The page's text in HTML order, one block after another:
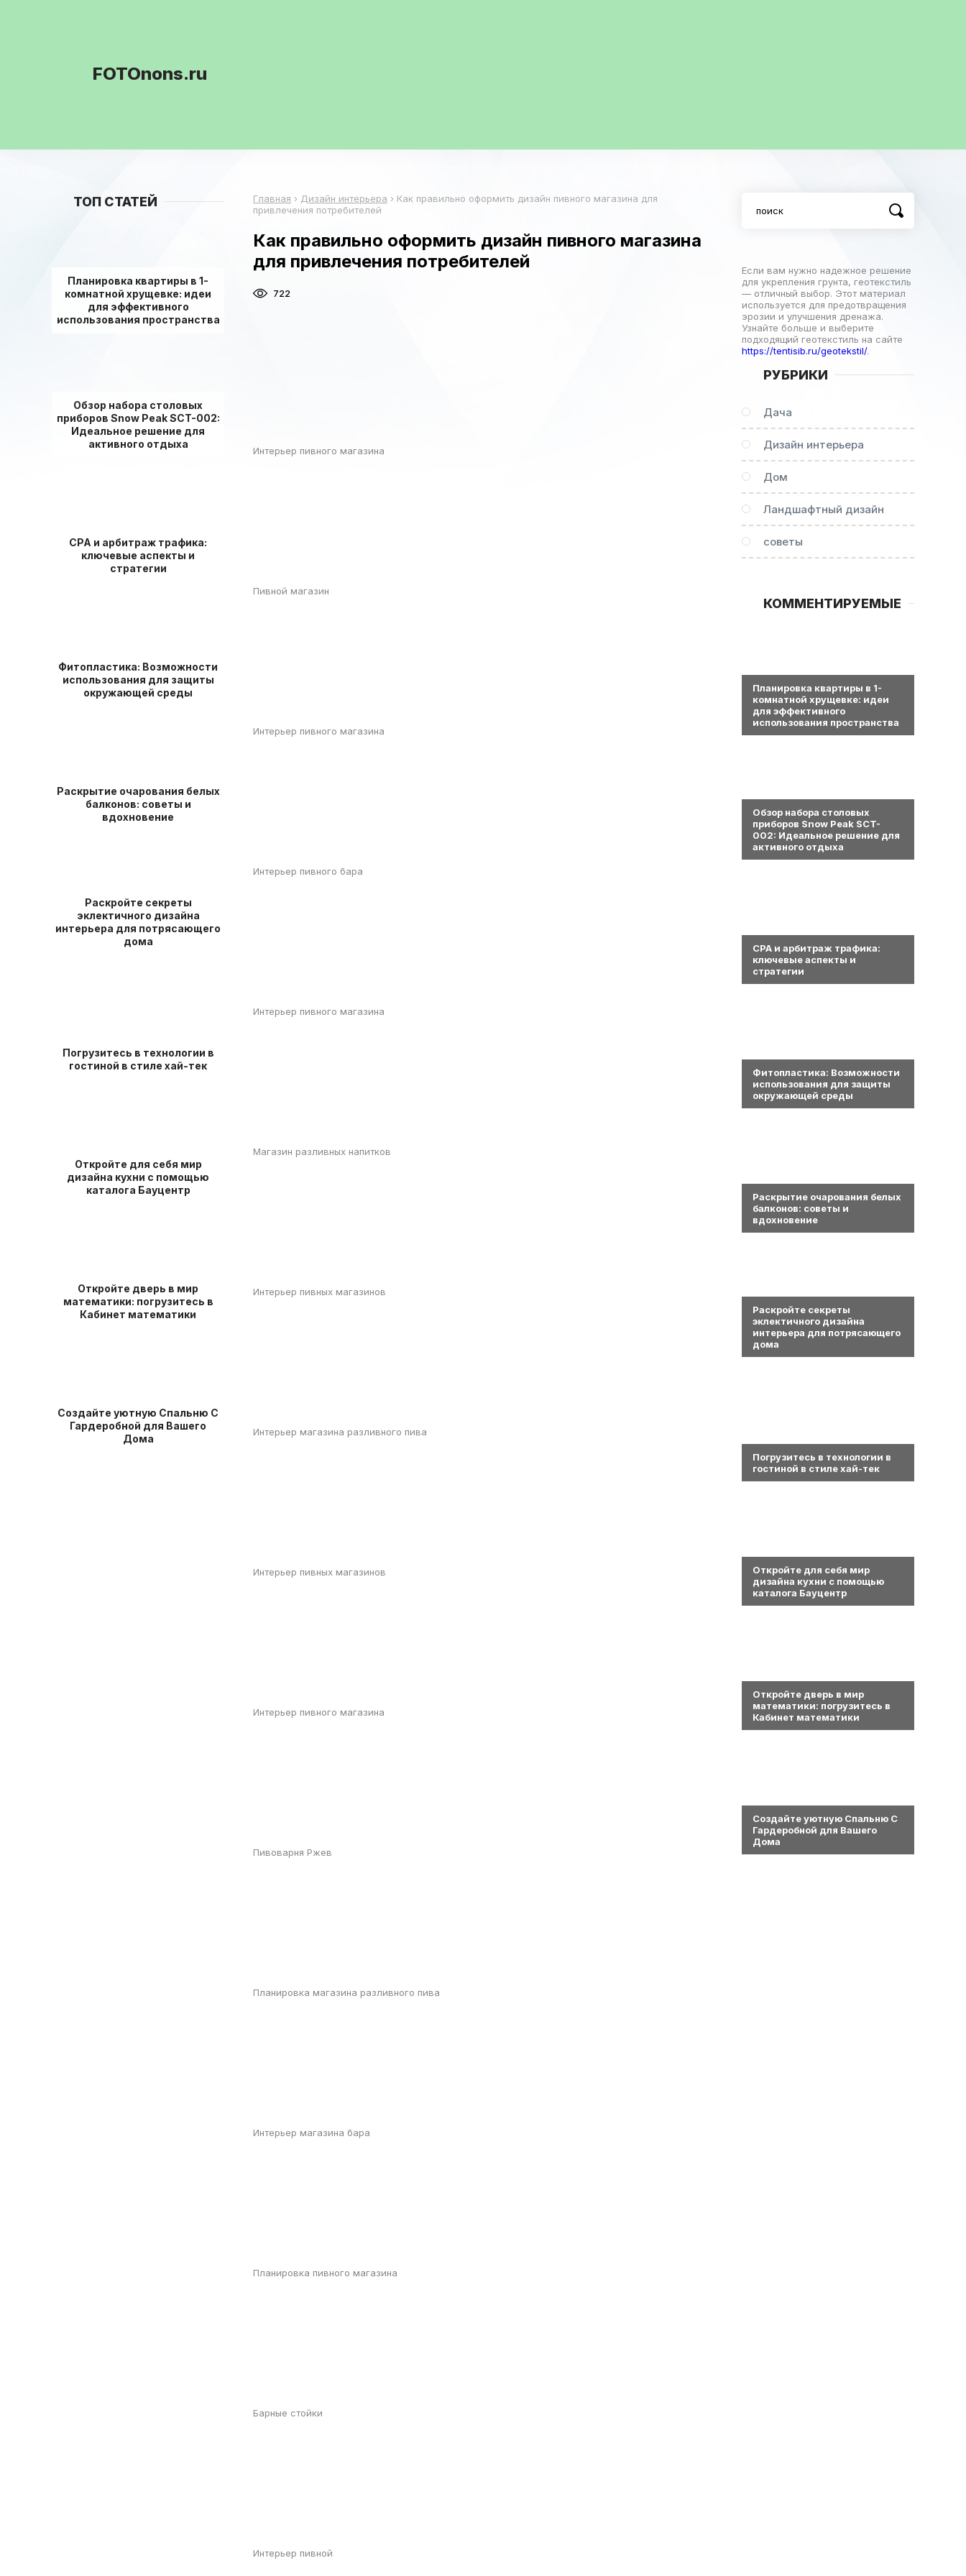
FOTOnons.ru
Главная › Дизайн интерьера › Как правильно оформить дизайн пивного магазина для
привлечения потребителей
Как правильно оформить дизайн пивного магазина
для привлечения потребителей
722
Интерьер пивного магазина
Пивной магазин
Интерьер пивного магазина
Интерьер пивного бара
Интерьер пивного магазина
Магазин разливных напитков
Интерьер пивных магазинов
Интерьер магазина разливного пива
Интерьер пивных магазинов
Интерьер пивного магазина
Пивоварня Ржев
Планировка магазина разливного пива
Интерьер магазина бара
Планировка пивного магазина
Барные стойки
Интерьер пивной
ТОП СТАТЕЙ
Планировка квартиры в 1-
комнатной хрущевке: идеи
для эффективного
использования пространства
Обзор набора столовых
приборов Snow Peak SCT-002:
Идеальное решение для
активного отдыха
СРА и арбитраж трафика:
ключевые аспекты и
стратегии
Фитопластика: Возможности
использования для защиты
окружающей среды
Раскрытие очарования белых
балконов: советы и
вдохновение
Раскройте секреты
эклектичного дизайна
интерьера для потрясающего
дома
Погрузитесь в технологии в
гостиной в стиле хай-тек
Откройте для себя мир
дизайна кухни с помощью
каталога Бауцентр
Откройте дверь в мир
математики: погрузитесь в
Кабинет математики
Создайте уютную Спальню С
Гардеробной для Вашего
Дома
Если вам нужно надежное решение
для укрепления грунта, геотекстиль
— отличный выбор. Этот материал
используется для предотвращения
эрозии и улучшения дренажа.
Узнайте больше и выберите
подходящий геотекстиль на сайте
https://tentisib.ru/geotekstil/.
РУБРИКИ
Дача
Дизайн интерьера
Дом
Ландшафтный дизайн
советы
КОММЕНТИРУЕМЫЕ
Планировка квартиры в 1-
комнатной хрущевке: идеи
для эффективного
использования пространства
Обзор набора столовых
приборов Snow Peak SCT-
002: Идеальное решение для
активного отдыха
СРА и арбитраж трафика:
ключевые аспекты и
стратегии
Фитопластика: Возможности
использования для защиты
окружающей среды
Раскрытие очарования белых
балконов: советы и
вдохновение
Раскройте секреты
эклектичного дизайна
интерьера для потрясающего
дома
Погрузитесь в технологии в
гостиной в стиле хай-тек
Откройте для себя мир
дизайна кухни с помощью
каталога Бауцентр
Откройте дверь в мир
математики: погрузитесь в
Кабинет математики
Создайте уютную Спальню С
Гардеробной для Вашего
Дома